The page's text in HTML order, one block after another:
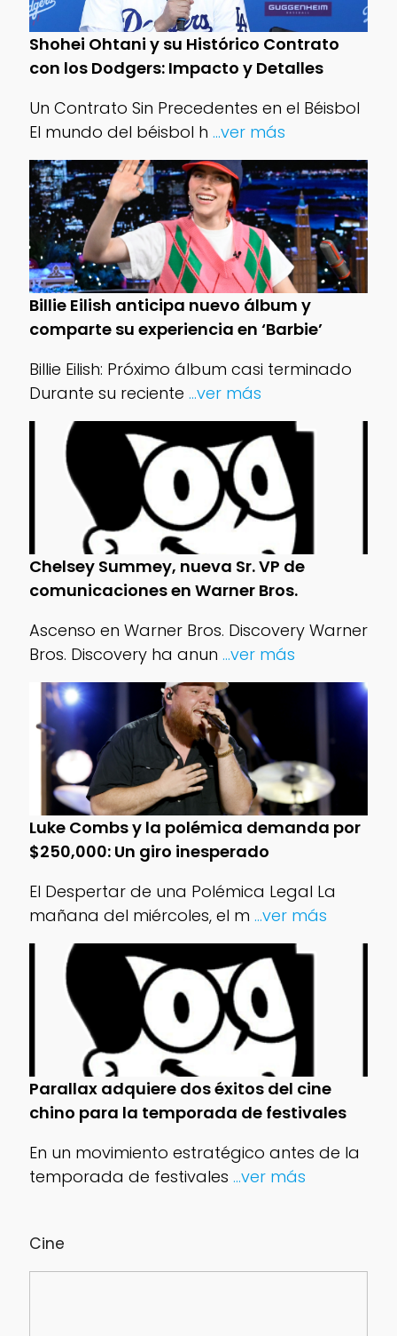
Cine
Shohei Ohtani y su Histórico Contrato
con los Dodgers: Impacto y Detalles
Un Contrato Sin Precedentes en el Béisbol
El mundo del béisbol h ...ver más
Billie Eilish anticipa nuevo álbum y
comparte su experiencia en ‘Barbie’
Billie Eilish: Próximo álbum casi terminado
Durante su reciente ...ver más
Chelsey Summey, nueva Sr. VP de
comunicaciones en Warner Bros.
Ascenso en Warner Bros. Discovery Warner
Bros. Discovery ha anun ...ver más
Luke Combs y la polémica demanda por
$250,000: Un giro inesperado
El Despertar de una Polémica Legal La
mañana del miércoles, el m ...ver más
Parallax adquiere dos éxitos del cine
chino para la temporada de festivales
En un movimiento estratégico antes de la
temporada de festivales ...ver más